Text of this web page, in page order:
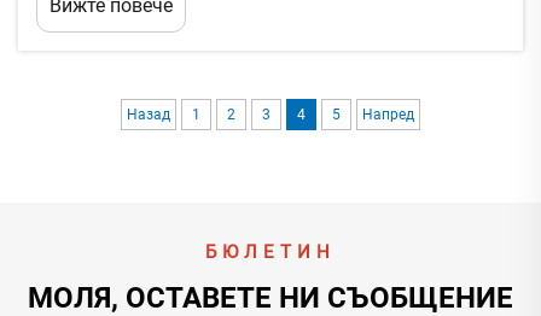
производството, но и гарантират качество и
помагат за контролиране на разходите. Точно
производство на гофриран картон, като тази на
Huayu Car...
Вижте повече
Назад 1 2 3 4 5 Напред
БЮЛЕТИН
МОЛЯ, ОСТАВЕТЕ НИ СЪОБЩЕНИЕ